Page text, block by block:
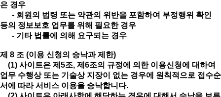
은 경우
- 회원의 법령 또는 약관의 위반을 포함하여 부정행위 확인
등의 정보보호 업무를 위해 필요한 경우
- 기타 법률에 의해 요구되는 경우
제 8 조 (이용 신청의 승낙과 제한)
(1) 사이트은 제5조, 제6조의 규정에 의한 이용신청에 대하여
업무 수행상 또는 기술상 지장이 없는 경우에 원칙적으로 접수순
서에 따라 서비스 이용을 승낙합니다.